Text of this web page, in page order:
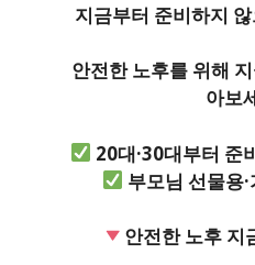
지금부터 준비하지
안전한 노후를 위해
아보
20대·30대부터 준
부모님 선물용
안전한 노후 지